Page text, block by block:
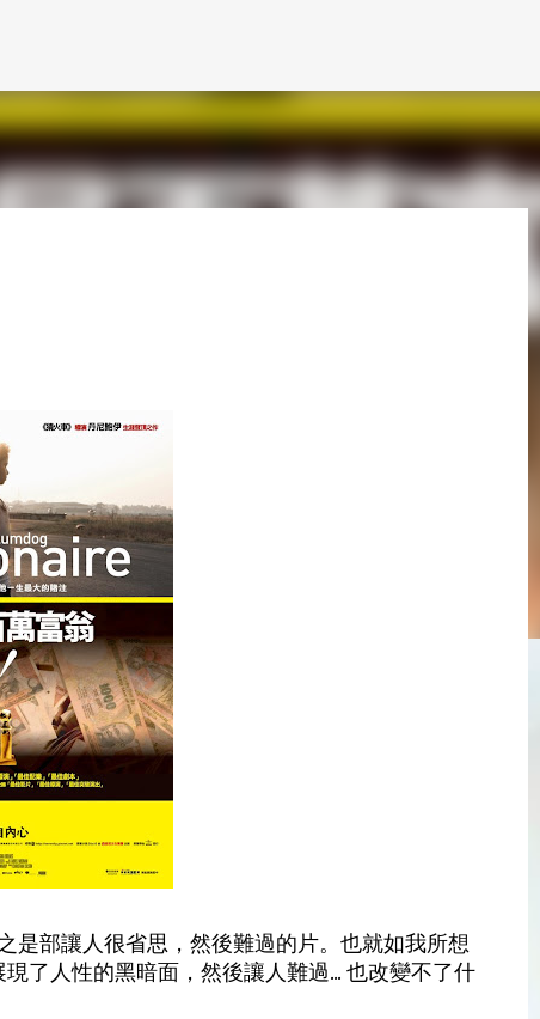
是部讓人很省思，然後難過的片。也就如我所想
了人性的黑暗面，然後讓人難過... 也改變不了什